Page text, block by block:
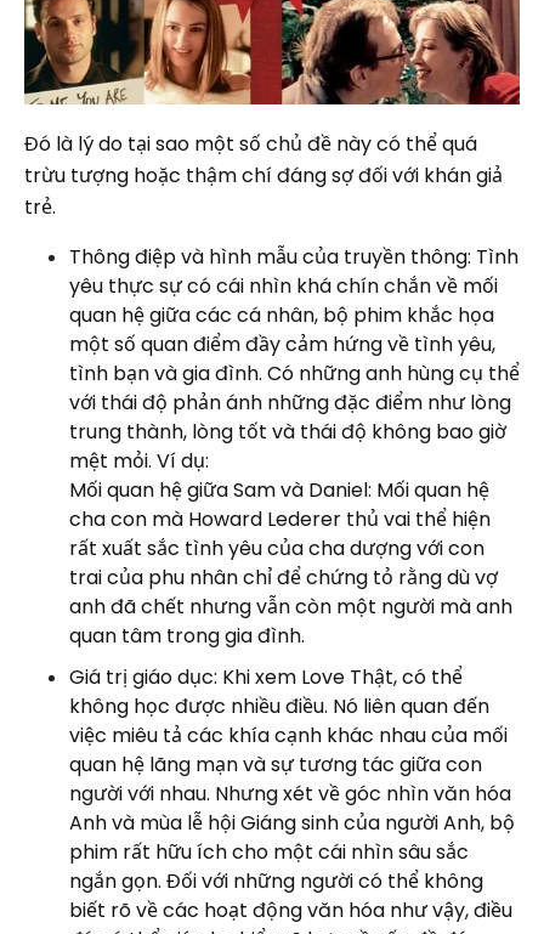
Đó là lý do tại sao một số chủ đề này có thể quá
trừu tượng hoặc thậm chí đáng sợ đối với khán giả
trẻ.
Thông điệp và hình mẫu của truyền thông: Tình
yêu thực sự có cái nhìn khá chín chắn về mối
quan hệ giữa các cá nhân, bộ phim khắc họa
một số quan điểm đầy cảm hứng về tình yêu,
tình bạn và gia đình. Có những anh hùng cụ thể
với thái độ phản ánh những đặc điểm như lòng
trung thành, lòng tốt và thái độ không bao giờ
mệt mỏi. Ví dụ:
Mối quan hệ giữa Sam và Daniel: Mối quan hệ
cha con mà Howard Lederer thủ vai thể hiện
rất xuất sắc tình yêu của cha dượng với con
trai của phu nhân chỉ để chứng tỏ rằng dù vợ
anh đã chết nhưng vẫn còn một người mà anh
quan tâm trong gia đình.
Giá trị giáo dục: Khi xem Love Thật, có thể
không học được nhiều điều. Nó liên quan đến
việc miêu tả các khía cạnh khác nhau của mối
quan hệ lãng mạn và sự tương tác giữa con
người với nhau. Nhưng xét về góc nhìn văn hóa
Anh và mùa lễ hội Giáng sinh của người Anh, bộ
phim rất hữu ích cho một cái nhìn sâu sắc
ngắn gọn. Đối với những người có thể không
biết rõ về các hoạt động văn hóa như vậy, điều